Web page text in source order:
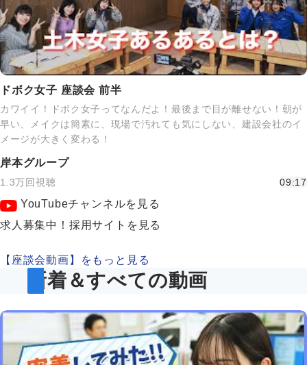
ドボク女子 座談会 前半
カワイイ！ドボク女子ってなんだよ！最後まで目が離せない！朝が
早い、メイクは簡素に、現場で汚れても気にしない、建設会社のイ
メージが大きく変わる！
岸本グループ
1.3万回視聴 09:17
YouTubeチャンネルを見る
求人募集中！採用サイトを見る
【座談会動画】をもっと見る
新着＆すべての動画